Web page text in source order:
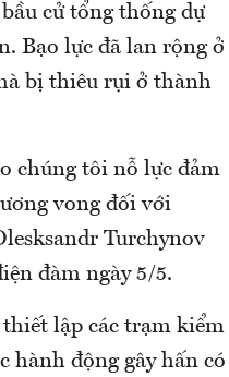
cử tổng thống dự
Bạo lực đã lan rộng ở
bị thiêu rụi ở thành
chúng tôi nỗ lực đảm
vong đối với
Turchynov
đàm ngày 5/5.
lập các trạm kiểm
hành động gây hấn có